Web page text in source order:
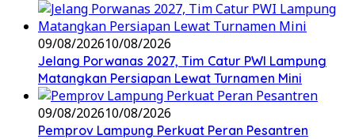
09/08/202610/08/2026
Jelang Porwanas 2027, Tim Catur PWI Lampung
Matangkan Persiapan Lewat Turnamen Mini
09/08/202610/08/2026
Pemprov Lampung Perkuat Peran Pesantren